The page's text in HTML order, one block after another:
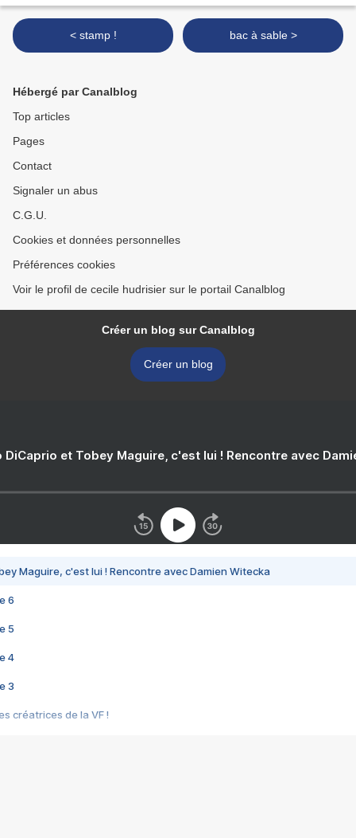
< stamp ! bac à sable >
Hébergé par Canalblog
Top articles
Pages
Contact
Signaler un abus
C.G.U.
Cookies et données personnelles
Préférences cookies
Voir le profil de cecile hudrisier sur le portail Canalblog
Créer un blog sur Canalblog
Créer un blog
DiCaprio et Tobey Maguire, c'est lui ! Rencontre avec
Maguire, c'est lui ! Rencontre avec Damien Witecka
6
5
4
3
créatrices de la VF !